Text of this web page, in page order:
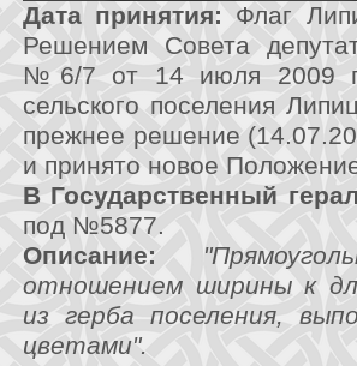
Дата принятия: Флаг
Решением Совета
№6/7 от 14 июля 2009
сельского поселения
прежнее решение
и принято новое
В Государственный
под №5877.
Описание:
отношением ширины к
из герба поселения,
цветами".